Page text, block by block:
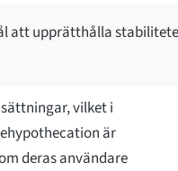
att upprätthålla
vilket i
är
deras användare